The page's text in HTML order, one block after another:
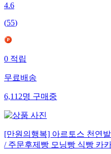
4.6
(55)
0적립
무료배송
6,112명구매중
[만원의행복] 아르토스 천연
/ 주문후제빵 모닝빵 식빵 카